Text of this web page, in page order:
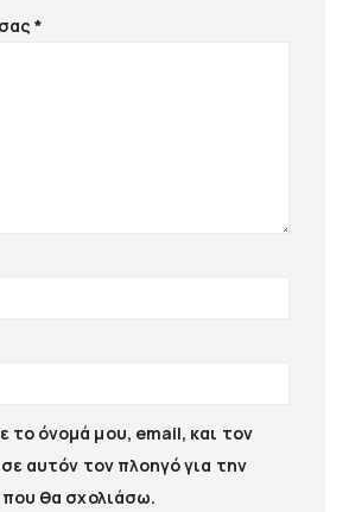
*
το όνομά μου, email, και τον
αυτόν τον πλοηγό για την
θα σχολιάσω.